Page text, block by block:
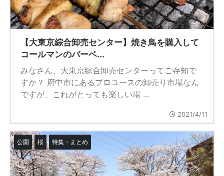
【大東京綜合卸売センター】焼き鳥を購入して
コールマンのバーベ...
みなさん、大東京綜合卸売センターってご存知で
すか？ 府中市にあるプロユースの卸売り市場なん
ですが、これがとっても楽しい場 ...
2021/4/11
公園 桜 特集・まとめ